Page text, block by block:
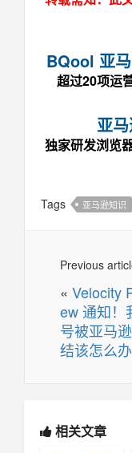
BQool 亚
超过20项运
亚
独家研发浏览
Tags 亚马逊知识
Previous
« Velocity
ew 通知！
号被亚马
结该怎么办
相关文章